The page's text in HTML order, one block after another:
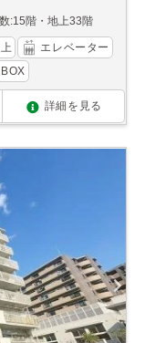
:15階・地上33階
エレベーター
詳細を見る